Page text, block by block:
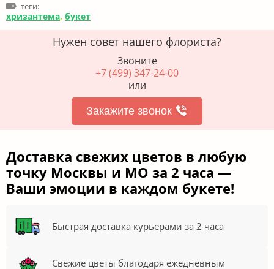
теги:
хризантема, букет
Нужен совет нашего флориста?
Звоните
+7 (499) 347-24-00
или
Закажите звонок
Доставка свежих цветов в любую
точку Москвы и МО за 2 часа —
Ваши эмоции в каждом букете!
Быстрая доставка курьерами за 2 часа
Свежие цветы благодаря ежедневным